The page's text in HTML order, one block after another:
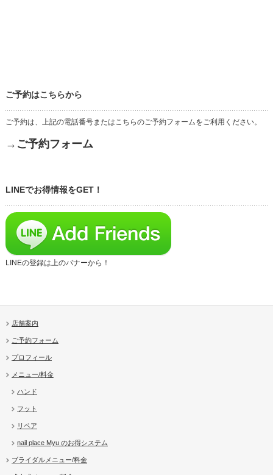
ご予約はこちらから
ご予約は、上記の電話番号またはこちらのご予約フォームをご利用ください。
→ご予約フォーム
LINEでお得情報をGET！
LINEの登録は上のバナーから！
店舗案内
ご予約フォーム
プロフィール
メニュー/料金
ハンド
フット
リペア
nail place Myu のお得システム
ブライダルメニュー/料金